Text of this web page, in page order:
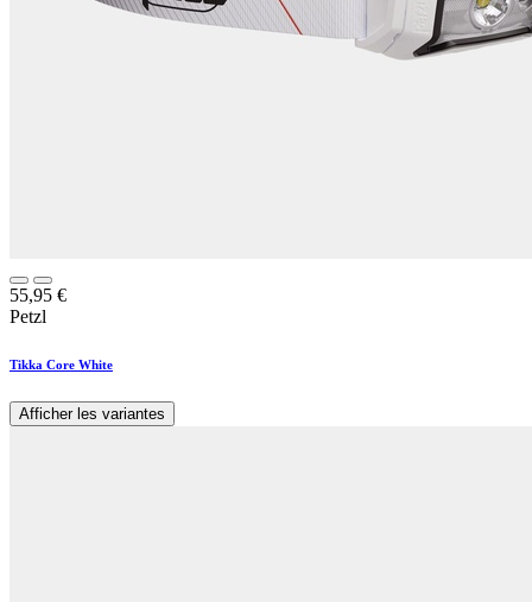
55,95 €
Petzl
Tikka Core White
Afficher les variantes